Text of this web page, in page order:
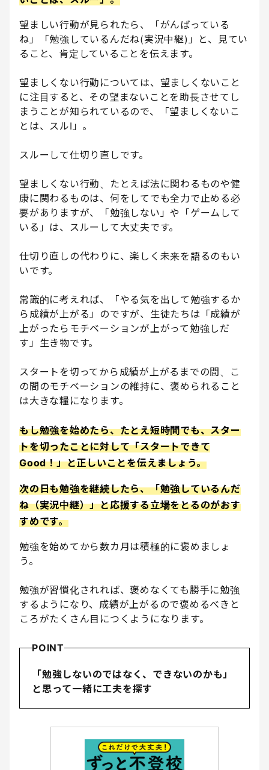
望ましい行動が見られたら、「がんばっている
ね」「勉強しているんだね(実況中継)」と、見てい
ること、肯定していることを伝えます。
望ましくない行動については、望ましくないこと
に注目すると、その望まないことを助長させてし
まうことが知られているので、「望ましくないこ
とは、スルI」。
スルーして仕切り直しです。
望ましくない行動、たとえば法に関わるものや健
康に関わるものは、何をしてでも全力で止める必
要がありますが、「勉強しない」や「ゲームして
いる」は、スルーして大丈夫です。
仕切り直しの代わりに、楽しく未来を語るのもい
いです。
常識的に考えれば、「やる気を出して勉強するか
ら成績が上がる」のですが、生徒たちは「成績が
上がったらモチベーションが上がって勉強しだ
す」生き物です。
スタートを切ってから成績が上がるまでの間、こ
の間のモチベーションの維持に、褒められること
は大きな糧になります。
もし勉強を始めたら、たとえ短時間でも、スター
トを切ったことに対して「スタートできて
Good！」と正しいことを伝えましょう。
次の日も勉強を継続したら、「勉強しているんだ
ね（実況中継）」と応援する立場をとるのがおす
すめです。
勉強を始めてから数カ月は積極的に褒めましょ
う。
勉強が習慣化されれば、褒めなくても勝手に勉強
するようになり、成績が上がるので褒めるべきと
ころがたくさん目につくようになります。
POINT
「勉強しないのではなく、できないのかも」
と思って一緒に工夫を探す